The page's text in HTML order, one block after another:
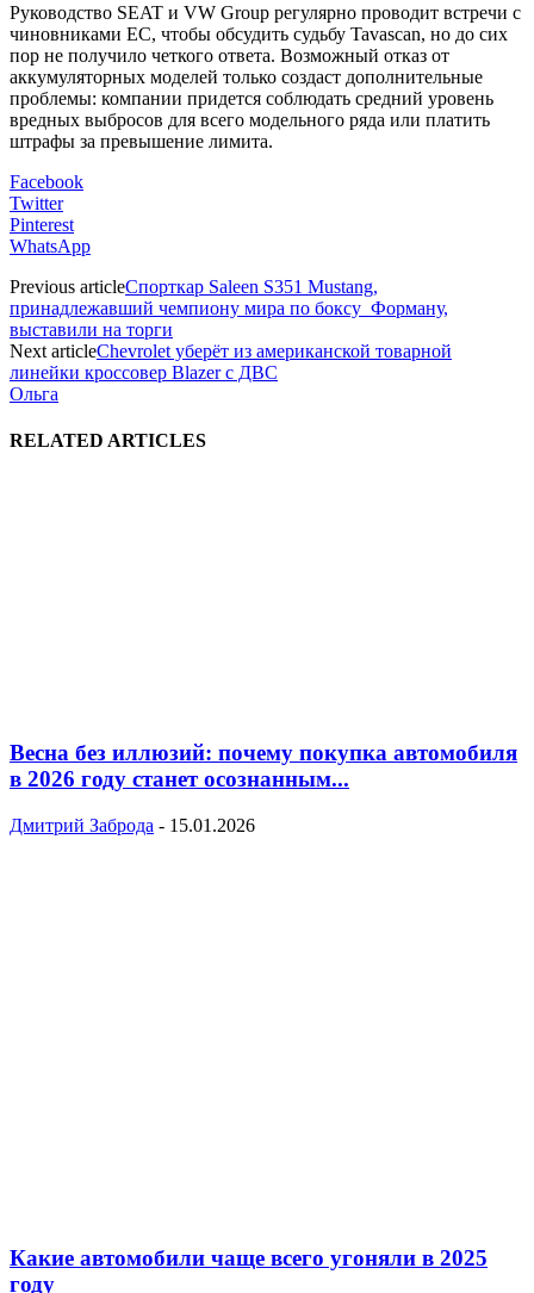
Руководство SEAT и VW Group регулярно проводит встречи с
чиновниками ЕС, чтобы обсудить судьбу Tavascan, но до сих
пор не получило четкого ответа. Возможный отказ от
аккумуляторных моделей только создаст дополнительные
проблемы: компании придется соблюдать средний уровень
вредных выбросов для всего модельного ряда или платить
штрафы за превышение лимита.
Facebook
Twitter
Pinterest
WhatsApp
Previous articleСпорткар Saleen S351 Mustang,
принадлежавший чемпиону мира по боксу Форману,
выставили на торги
Next articleChevrolet уберёт из американской товарной
линейки кроссовер Blazer с ДВС
Ольга
RELATED ARTICLES
Весна без иллюзий: почему покупка автомобиля
в 2026 году станет осознанным...
Дмитрий Заброда - 15.01.2026
Какие автомобили чаще всего угоняли в 2025
году